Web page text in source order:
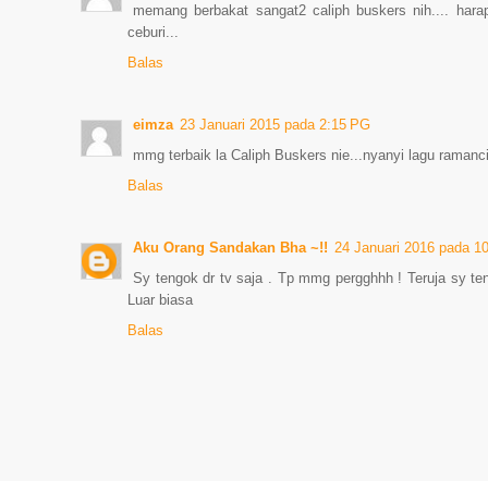
memang berbakat sangat2 caliph buskers nih....
ceburi...
Balas
eimza 23 Januari 2015 pada 2:15 PG
mmg terbaik la Caliph Buskers nie...nyanyi lagu
Balas
Aku Orang Sandakan Bha ~!! 24 Januari 2016 pada
Sy tengok dr tv saja . Tp mmg pergghhh ! Teruja sy
Luar biasa
Balas